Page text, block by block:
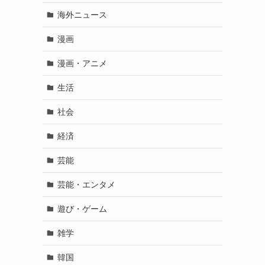
海外ニュース
漫画
漫画・アニメ
生活
社会
経済
芸能
芸能・エンタメ
遊び・ゲーム
雑学
韓国